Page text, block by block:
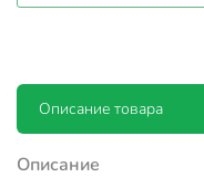
Описание товара
Описание